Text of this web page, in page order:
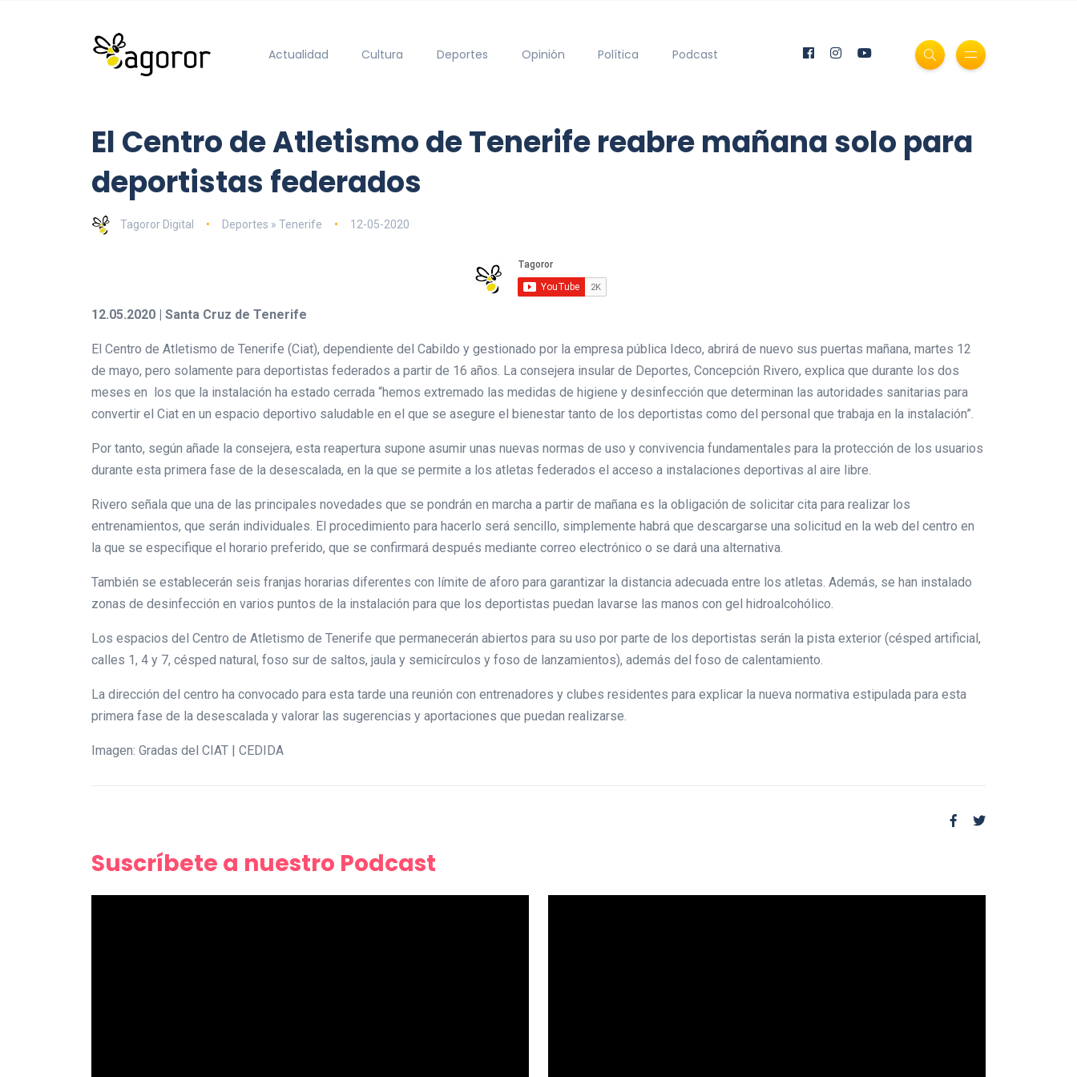
Actualidad Cultura Deportes Opinión Política Podcast
El Centro de Atletismo de Tenerife reabre mañana solo para
deportistas federados
Tagoror Digital Deportes » Tenerife 12-05-2020
12.05.2020 | Santa Cruz de Tenerife
El Centro de Atletismo de Tenerife (Ciat), dependiente del Cabildo y gestionado por la empresa pública Ideco, abrirá de nuevo sus puertas mañana, martes 12
de mayo, pero solamente para deportistas federados a partir de 16 años. La consejera insular de Deportes, Concepción Rivero, explica que durante los dos
meses en los que la instalación ha estado cerrada “hemos extremado las medidas de higiene y desinfección que determinan las autoridades sanitarias para
convertir el Ciat en un espacio deportivo saludable en el que se asegure el bienestar tanto de los deportistas como del personal que trabaja en la instalación”.
Por tanto, según añade la consejera, esta reapertura supone asumir unas nuevas normas de uso y convivencia fundamentales para la protección de los usuarios
durante esta primera fase de la desescalada, en la que se permite a los atletas federados el acceso a instalaciones deportivas al aire libre.
Rivero señala que una de las principales novedades que se pondrán en marcha a partir de mañana es la obligación de solicitar cita para realizar los
entrenamientos, que serán individuales. El procedimiento para hacerlo será sencillo, simplemente habrá que descargarse una solicitud en la web del centro en
la que se especifique el horario preferido, que se confirmará después mediante correo electrónico o se dará una alternativa.
También se establecerán seis franjas horarias diferentes con límite de aforo para garantizar la distancia adecuada entre los atletas. Además, se han instalado
zonas de desinfección en varios puntos de la instalación para que los deportistas puedan lavarse las manos con gel hidroalcohólico.
Los espacios del Centro de Atletismo de Tenerife que permanecerán abiertos para su uso por parte de los deportistas serán la pista exterior (césped artificial,
calles 1, 4 y 7, césped natural, foso sur de saltos, jaula y semicírculos y foso de lanzamientos), además del foso de calentamiento.
La dirección del centro ha convocado para esta tarde una reunión con entrenadores y clubes residentes para explicar la nueva normativa estipulada para esta
primera fase de la desescalada y valorar las sugerencias y aportaciones que puedan realizarse.
Imagen: Gradas del CIAT | CEDIDA
Suscríbete a nuestro Podcast